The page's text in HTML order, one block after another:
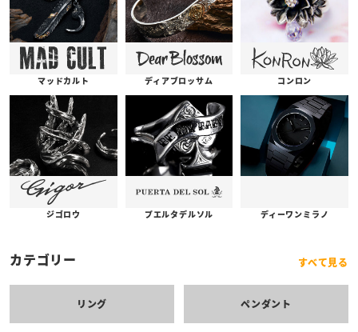
マッドカルト ディアブロッサム コンロン
ジゴロウ プエルタデルソル ディーワンミラノ
カテゴリー すべて見る
リング ペンダント